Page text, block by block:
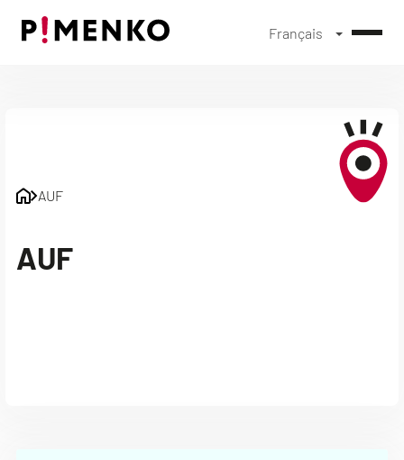
Français
AUF
AUF